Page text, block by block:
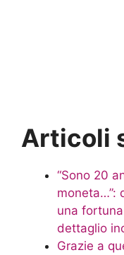
Articoli
“Sono 20
moneta…”:
una
dettaglio
Grazie a